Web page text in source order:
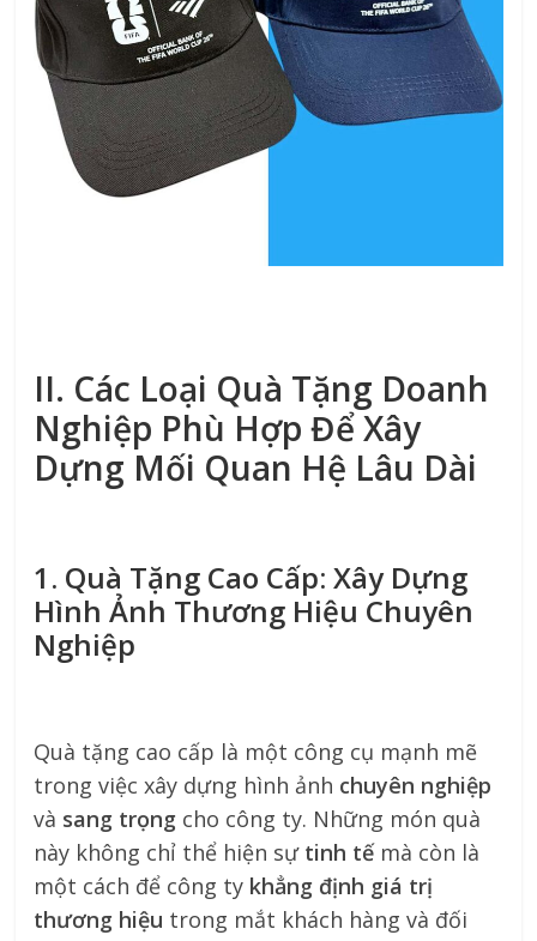
II. Các Loại Quà Tặng Doanh
Nghiệp Phù Hợp Để Xây
Dựng Mối Quan Hệ Lâu Dài
1. Quà Tặng Cao Cấp: Xây Dựng
Hình Ảnh Thương Hiệu Chuyên
Nghiệp
Quà tặng cao cấp là một công cụ mạnh mẽ
trong việc xây dựng hình ảnh chuyên nghiệp
và sang trọng cho công ty. Những món quà
này không chỉ thể hiện sự tinh tếmà còn là
một cách để công ty khẳng định giá trị
thương hiệu trong mắt khách hàng và đối